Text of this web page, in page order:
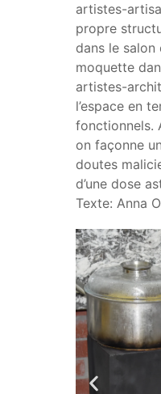
artistes-
propre
dans le
moquette
artistes-
l’espace en
fonctionnels.
on façonne
doutes
d’une dose
Texte: Anna